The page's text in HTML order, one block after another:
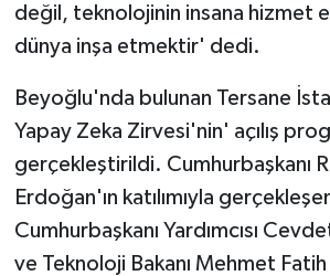
değil, teknolojinin insana hizmet
dünya inşa etmektir' dedi.
Beyoğlu'nda bulunan Tersane
Yapay Zeka Zirvesi'nin' açılış
gerçekleştirildi. Cumhurbaşkanı
Erdoğan'ın katılımıyla
Cumhurbaşkanı Yardımcısı
ve Teknoloji Bakanı Mehmet Fatih